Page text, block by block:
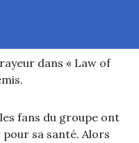
dans « Law of
les fans du groupe ont
pour sa santé. Alors